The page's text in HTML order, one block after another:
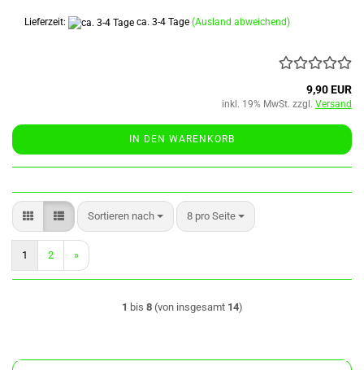
Lieferzeit: ca. 3-4 Tage (Ausland abweichend)
9,90 EUR
inkl. 19% MwSt. zzgl. Versand
IN DEN WARENKORB
Sortieren nach
Sortieren nach 8 pro Seite
pro Seite
1 2 »
1 bis 8(von insgesamt 14)